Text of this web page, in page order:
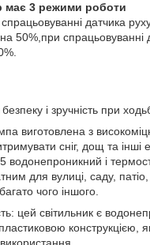
має 3 режими роботи
датчика
на 50%,при спрацьовуванні
і зручність при
виготовлена з
сніг, дощ та інші
водонепроникний і
для вулиці, саду,
чого іншого.
цей світильник є
конструкцією,